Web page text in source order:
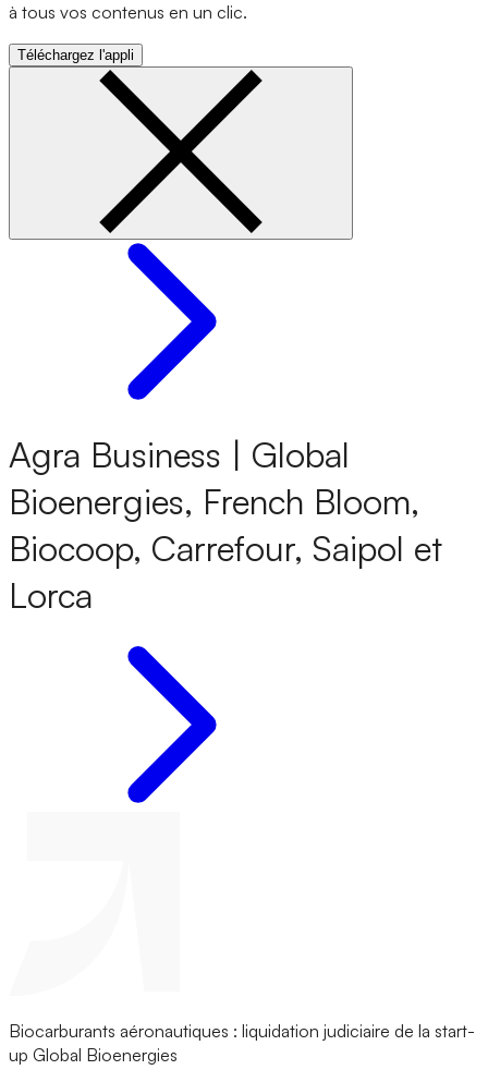
à tous vos contenus en un clic.
Téléchargez l'appli
Agra Business | Global
Bioenergies, French Bloom,
Biocoop, Carrefour, Saipol et
Lorca
Biocarburants aéronautiques : liquidation judiciaire de la start-
up Global Bioenergies